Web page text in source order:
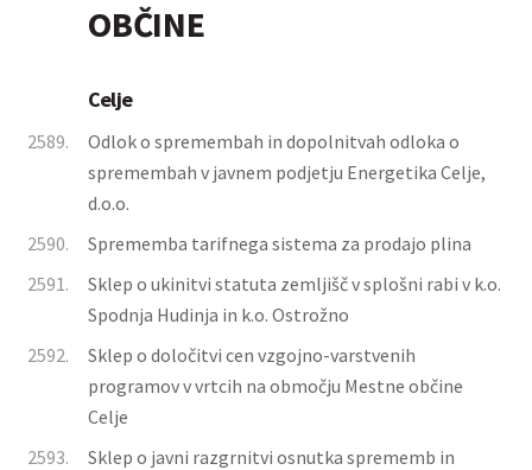
OBČINE
Celje
2589.
Odlok o spremembah in dopolnitvah odloka o
spremembah v javnem podjetju Energetika Celje,
d.o.o.
2590.
Sprememba tarifnega sistema za prodajo plina
2591.
Sklep o ukinitvi statuta zemljišč v splošni rabi v k.o.
Spodnja Hudinja in k.o. Ostrožno
2592.
Sklep o določitvi cen vzgojno-varstvenih
programov v vrtcih na območju Mestne občine
Celje
2593.
Sklep o javni razgrnitvi osnutka sprememb in